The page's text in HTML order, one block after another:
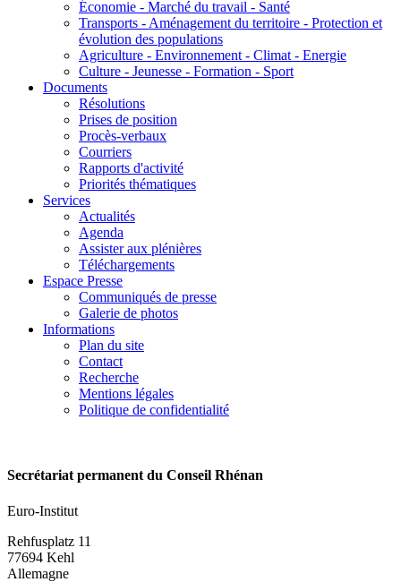
Économie - Marché du travail - Santé
Transports - Aménagement du territoire - Protection et
évolution des populations
Agriculture - Environnement - Climat - Energie
Culture - Jeunesse - Formation - Sport
Documents
Résolutions
Prises de position
Procès-verbaux
Courriers
Rapports d'activité
Priorités thématiques
Services
Actualités
Agenda
Assister aux plénières
Téléchargements
Espace Presse
Communiqués de presse
Galerie de photos
Informations
Plan du site
Contact
Recherche
Mentions légales
Politique de confidentialité
Secrétariat permanent du Conseil Rhénan
Euro-Institut
Rehfusplatz 11
77694 Kehl
Allemagne